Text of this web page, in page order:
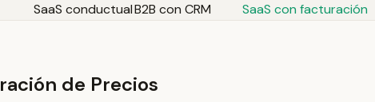
SaaS conductualB2B con CRM SaaS con facturación
de Precios